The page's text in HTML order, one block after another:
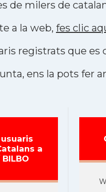
de milers de
a la web, fes clic
registrats que
ens la pots fer
usuaris
a